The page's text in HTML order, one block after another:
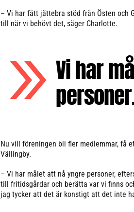
– Vi har fått jättebra stöd från Östen och
till när vi behövt det, säger Charlotte.
Vi har
Nu vill föreningen bli fler medlemmar, få
Vällingby.
– Vi har målet att nå yngre personer,
till fritidsgårdar och berätta var vi finns
jag tycker att det är konstigt att det inte